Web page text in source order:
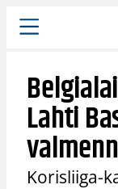
Siirry
sisältöön
Lahti
Korisliiga-